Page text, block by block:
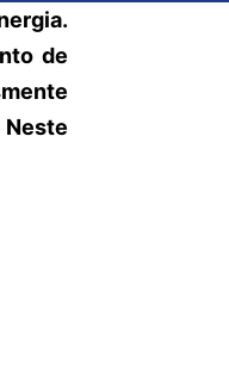
de
Neste